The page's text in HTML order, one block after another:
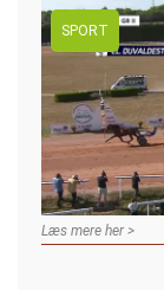
SPORT
Læs mere her >